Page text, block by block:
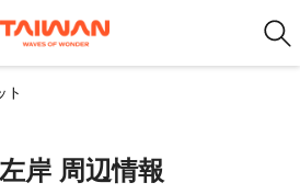
ト
岸 周辺情報